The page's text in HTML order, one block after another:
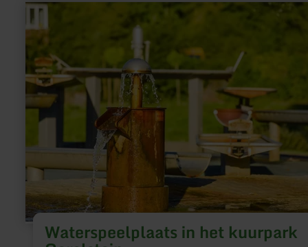
Waterspeelplaats in het kuurpark
meer
over:
Waterspeelplaats
het
kuurpark
Gerolstein